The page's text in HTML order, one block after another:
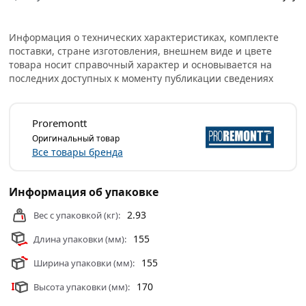
Информация о технических характеристиках, комплекте
поставки, стране изготовления, внешнем виде и цвете
товара носит справочный характер и основывается на
последних доступных к моменту публикации сведениях
Proremontt
Оригинальный товар
Все товары бренда
Информация об упаковке
Вес с упаковкой (кг): 2.93
Длина упаковки (мм): 155
Ширина упаковки (мм): 155
Высота упаковки (мм): 170